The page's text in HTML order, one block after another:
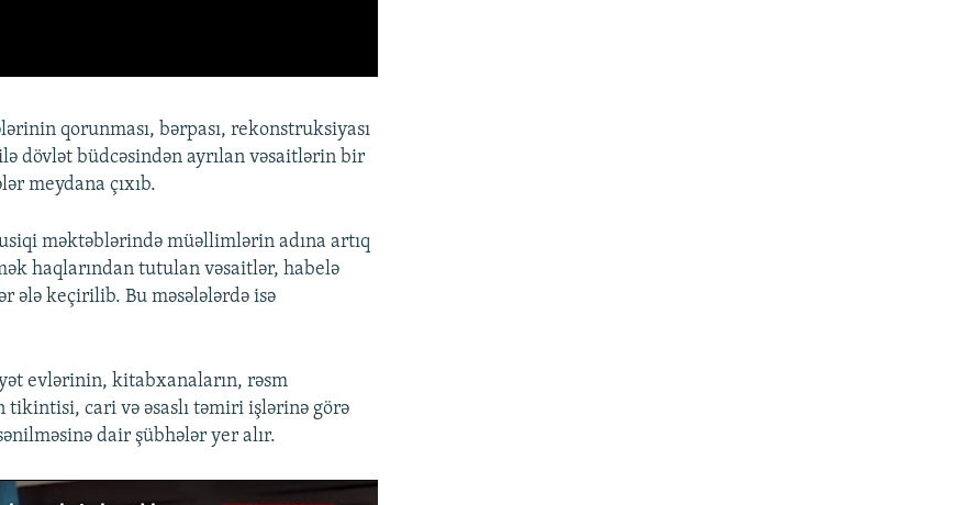
qorunması, bərpası, rekonstruksiyası
dövlət büdcəsindən ayrılan vəsaitlərin bir
meydana çıxıb.
məktəblərində müəllimlərin adına artıq
haqlarından tutulan vəsaitlər, habelə
ələ keçirilib. Bu məsələlərdə isə
evlərinin, kitabxanaların, rəsm
cari və əsaslı təmiri işlərinə görə
dair şübhələr yer alır.